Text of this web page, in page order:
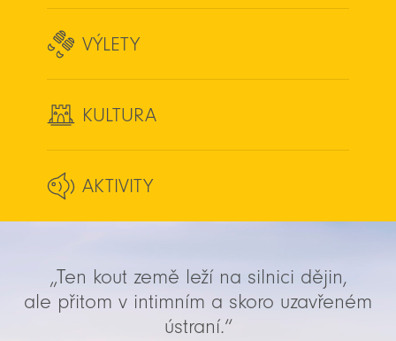
VÝLETY
KULTURA
AKTIVITY
„Ten kout země leží na silnici dějin,
ale přitom v intimním a skoro uzavřeném
ústraní.“